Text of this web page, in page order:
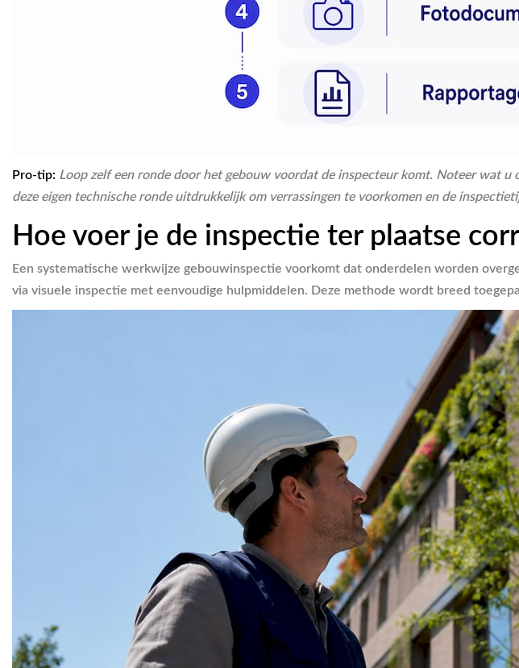
Pro-tip: Loop zelf een ronde door het gebouw voordat de inspecteur komt. Noteer wat
deze eigen technische ronde uitdrukkelijk om verrassingen te voorkomen en de
Hoe voer je de inspectie ter plaatse
Een systematische werkwijze gebouwinspectie voorkomt dat onderdelen worden
via visuele inspectie met eenvoudige hulpmiddelen. Deze methode wordt breed